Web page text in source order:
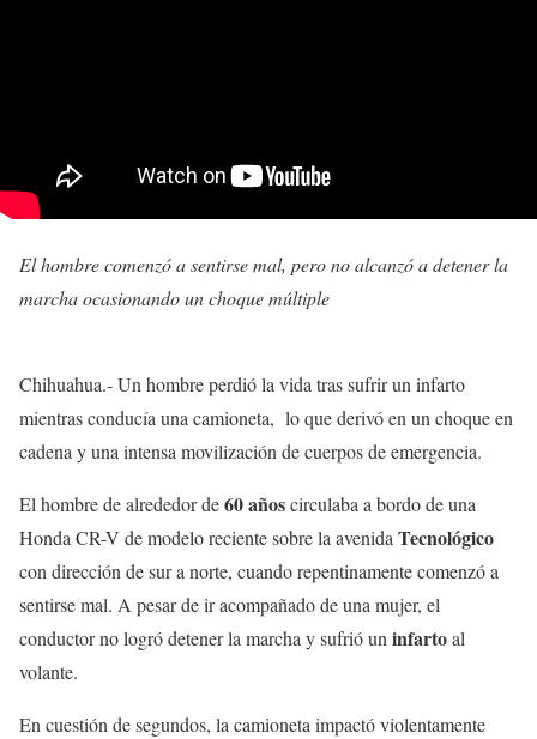
El hombre comenzó a sentirse mal, pero no alcanzó a detener la
marcha ocasionando un choque múltiple
Chihuahua.- Un hombre perdió la vida tras sufrir un infarto
mientras conducía una camioneta, lo que derivó en un choque en
cadena y una intensa movilización de cuerpos de emergencia.
El hombre de alrededor de60 añoscirculaba a bordo de una
Honda CR-V de modelo reciente sobre la avenida Tecnológico
con dirección de sur a norte, cuando repentinamente comenzó a
sentirse mal. A pesar de ir acompañado de una mujer, el
conductor no logró detener la marcha y sufrió un infartoal
volante.
En cuestión de segundos, la camioneta impactó violentamente